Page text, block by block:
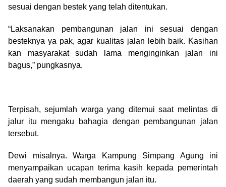
sesuai dengan bestek yang telah ditentukan.
“Laksanakan pembangunan jalan ini sesuai dengan
besteknya ya pak, agar kualitas jalan lebih baik. Kasihan
kan masyarakat sudah lama menginginkan jalan ini
bagus,” pungkasnya.
Terpisah, sejumlah warga yang ditemui saat melintas di
jalur itu mengaku bahagia dengan pembangunan jalan
tersebut.
Dewi misalnya. Warga Kampung Simpang Agung ini
menyampaikan ucapan terima kasih kepada pemerintah
daerah yang sudah membangun jalan itu.